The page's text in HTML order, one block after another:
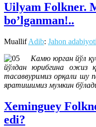
Uilyam Folkner.
bo’lganman!..
MuallifAdib: Jahon
Камю юрган йўл
йўлдан юрибгина ожиз
тасаввуримиз орқали шу
яратишимиз мумкин
Xeminguey
edi?